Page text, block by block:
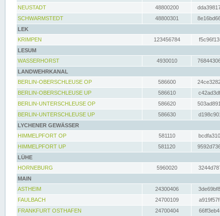
NEUSTADT
48800200
SCHWARMSTEDT
48800301
LEK
KRIMPEN
123456784
LESUM
WASSERHORST
4930010
LANDWEHRKANAL
BERLIN-OBERSCHLEUSE OP
586600
BERLIN-OBERSCHLEUSE UP
586610
BERLIN-UNTERSCHLEUSE OP
586620
BERLIN-UNTERSCHLEUSE UP
586630
LYCHENER GEWÄSSER
HIMMELPFORT OP
581110
HIMMELPFORT UP
581120
LÜHE
HORNEBURG
5960020
MAIN
ASTHEIM
24300406
FAULBACH
24700109
FRANKFURT OSTHAFEN
24700404